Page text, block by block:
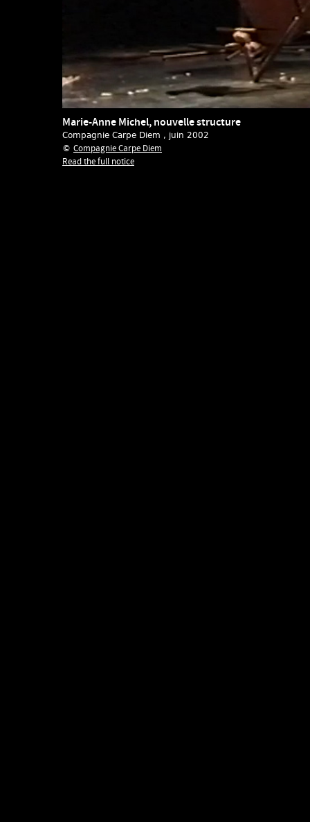
Marie-Anne Michel, nouvelle structure
Compagnie Carpe Diem , juin 2002
© Compagnie Carpe Diem
Read the full notice